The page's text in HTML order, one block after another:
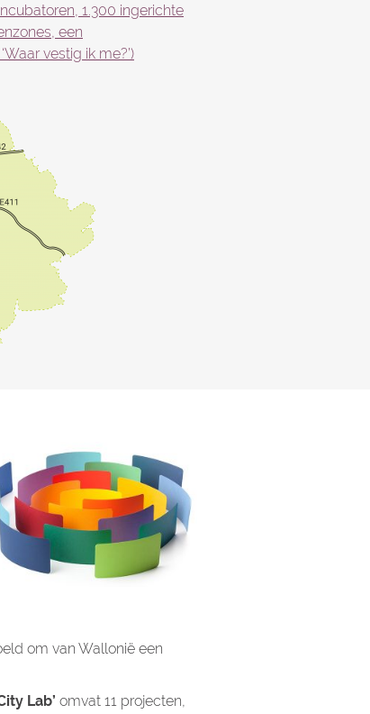
1.300 ingerichte
een
vestig ik me?’)
om van Wallonië een
Lab’ omvat 11 projecten,